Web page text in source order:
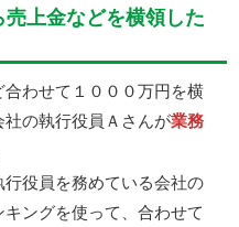
上金などを横領した
わせて１０００万円を横
社の執行役員Ａさんが業務
役員を務めている会社の
ングを使って、合わせて